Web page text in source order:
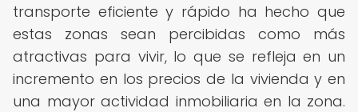
transporte eficiente y rápido ha hecho que
estas zonas sean percibidas como más
atractivas para vivir, lo que se refleja en un
incremento en los precios de la vivienda y en
una mayor actividad inmobiliaria en la zona.